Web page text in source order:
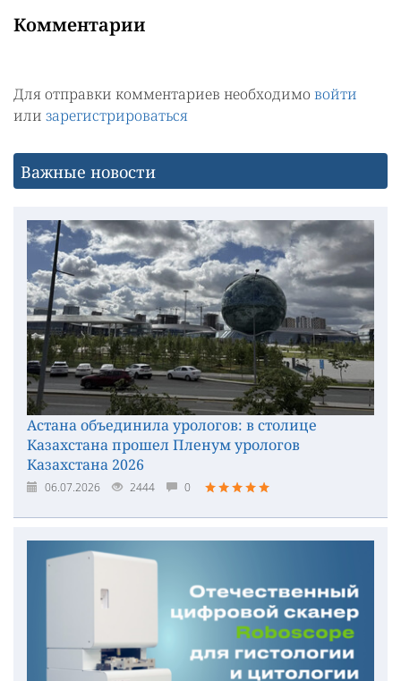
Комментарии
Для отправки комментариев необходимо войти
или зарегистрироваться
Важные новости
Астана объединила урологов: в столице
Казахстана прошел Пленум урологов
Казахстана 2026
06.07.2026 2444 0